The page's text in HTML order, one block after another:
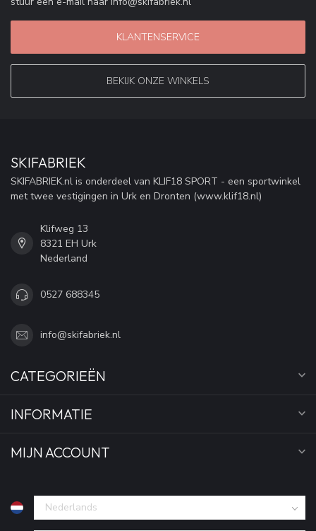
KLANTENSERVICE
BEKIJK ONZE WINKELS
SKIFABRIEK
SKIFABRIEK.nl is onderdeel van KLIF18 SPORT - een sportwinkel
met twee vestigingen in Urk en Dronten (www.klif18.nl)
Klifweg 13
8321 EH Urk
Nederland
0527 688345
info@skifabriek.nl
CATEGORIEËN
INFORMATIE
MIJN ACCOUNT